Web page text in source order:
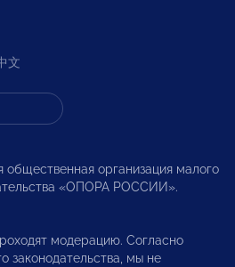
文
организация малого
«ОПОРА РОССИИ».
модерацию. Согласно
законодательства, мы не